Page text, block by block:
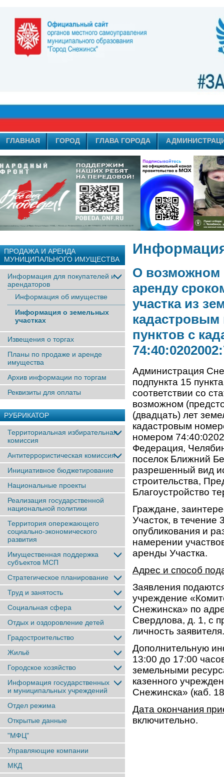
ГЛАВНАЯ ГОРОД ГЛАВА ГОРОДА
ПРОДАЖА И АРЕНДА
МУНИЦИПАЛЬНОГО ИМУЩЕСТВА
Информация для покупателей и
арендаторов
Информация об имуществе
Информация о земельных
участках
Извещения о торгах
Планы по продаже и аренде
имущества
Архив информации по торгам
Реквизиты для оплаты
РУБРИКАТОР
Территориальная избирательная
комиссия
Антитеррористическая комиссия
Инициативное бюджетирование
Национальные проекты
Реализация государственной
национальной политики
Территория опережающего
социально-экономического
развития
Имущественная поддержка
субъектов МСП
Стратегическое планирование
Труд и занятость
Социальная сфера
Отдых и оздоровление детей
Градостроительство
Жильё
Городское хозяйство
Информация государственных
и муниципальных учреждений
Отдел режима
Открытые данные
"МФЦ"
Управляющие компании
МКД
О возможном
аренду
участка из
кадастровым
пунктов с
Администрация
подпункта 15
соответствии со
возможном
(двадцать) лет
кадастровым
номером
Федерация,
поселок Ближний
разрешенный вид
строительства,
Благоустройство
Граждане,
Участок, в течение
опубликования и
намерении
аренды Участка.
Адрес и способ
Заявления
учреждение
Снежинска» по
Свердлова, д. 1, с
личность заявителя.
Дополнительную
13:00 до 17:00
земельными
казенного
Снежинска» (каб.
Дата окончания
включительно.